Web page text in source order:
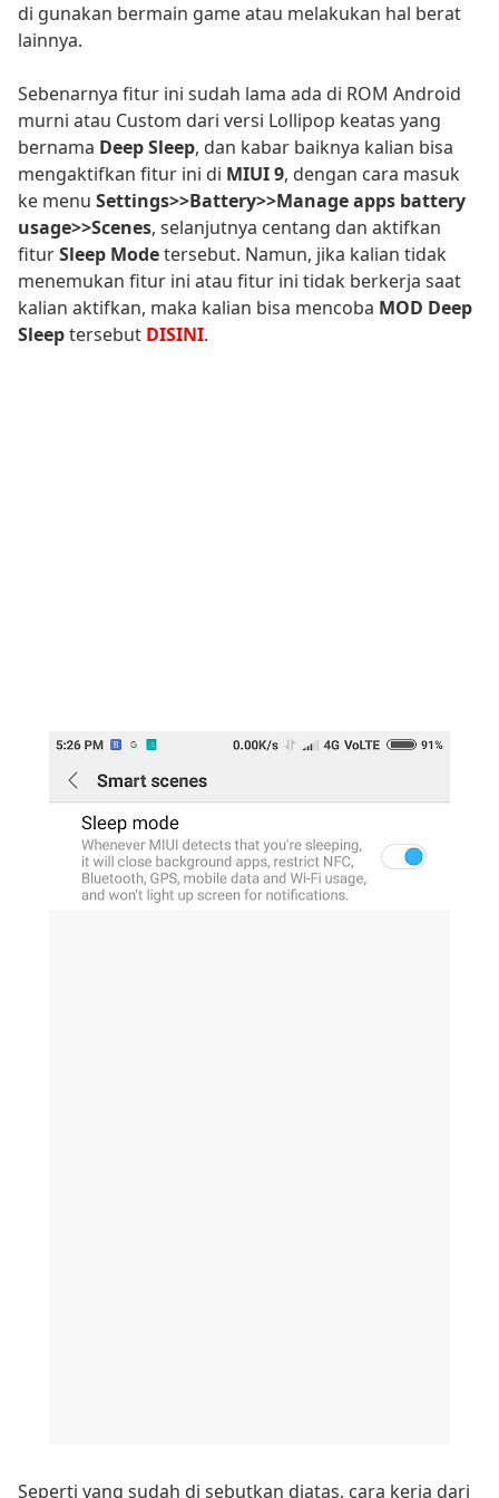
di gunakan bermain game atau melakukan hal berat
lainnya.
Sebenarnya fitur ini sudah lama ada di ROM Android
murni atau Custom dari versi Lollipop keatas yang
bernama Deep Sleep, dan kabar baiknya kalian bisa
mengaktifkan fitur ini di MIUI 9, dengan cara masuk
ke menu Settings>>Battery>>Manage apps battery
usage>>Scenes, selanjutnya centang dan aktifkan
fiturSleep Modetersebut. Namun, jika kalian tidak
menemukan fitur ini atau fitur ini tidak berkerja saat
kalian aktifkan, maka kalian bisa mencoba MOD Deep
Sleeptersebut DISINI.
Seperti yang sudah di sebutkan diatas, cara kerja dari